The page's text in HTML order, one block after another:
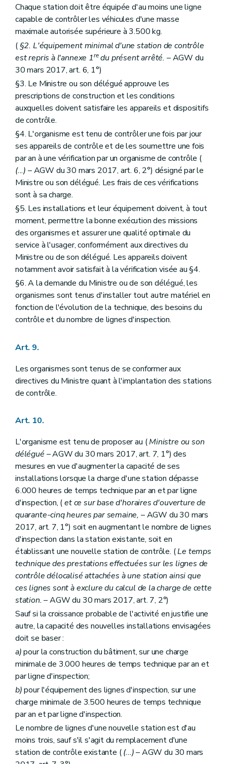
Chaque station doit être équipée d'au moins une ligne
capable de contrôler les véhicules d'une masse
maximale autorisée supérieure à 3.500 kg.
( §2. L'équipement minimal d'une station de contrôle
est repris à l'annexe 1redu présent arrêté. – AGW du
30 mars 2017, art. 6, 1°)
§3. Le Ministre ou son délégué approuve les
prescriptions de construction et les conditions
auxquelles doivent satisfaire les appareils et dispositifs
de contrôle.
§4. L'organisme est tenu de contrôler une fois par jour
ses appareils de contrôle et de les soumettre une fois
par an à une vérification par un organisme de contrôle (
(...) – AGW du 30 mars 2017, art. 6, 2°) désigné par le
Ministre ou son délégué. Les frais de ces vérifications
sont à sa charge.
§5. Les installations et leur équipement doivent, à tout
moment, permettre la bonne exécution des missions
des organismes et assurer une qualité optimale du
service à l'usager, conformément aux directives du
Ministre ou de son délégué. Les appareils doivent
notamment avoir satisfait à la vérification visée au §4.
§6. A la demande du Ministre ou de son délégué, les
organismes sont tenus d'installer tout autre matériel en
fonction de l'évolution de la technique, des besoins du
contrôle et du nombre de lignes d'inspection.
Art. 9.
Les organismes sont tenus de se conformer aux
directives du Ministre quant à l'implantation des stations
de contrôle.
Art. 10.
L'organisme est tenu de proposer au (Ministre ou son
délégué – AGW du 30 mars 2017, art. 7, 1°) des
mesures en vue d'augmenter la capacité de ses
installations lorsque la charge d'une station dépasse
6.000 heures de temps technique par an et par ligne
d'inspection, (et ce sur base d'horaires d'ouverture de
quarante-cinq heures par semaine, – AGW du 30 mars
2017, art. 7, 1°) soit en augmentant le nombre de lignes
d'inspection dans la station existante, soit en
établissant une nouvelle station de contrôle. (Le temps
technique des prestations effectuées sur les lignes de
contrôle délocalisé attachées à une station ainsi que
ces lignes sont à exclure du calcul de la charge de cette
station.– AGW du 30 mars 2017, art. 7, 2°)
Sauf si la croissance probable de l'activité en justifie une
autre, la capacité des nouvelles installations envisagées
doit se baser :
a)pour la construction du bâtiment, sur une charge
minimale de 3.000 heures de temps technique par an et
par ligne d'inspection;
b)pour l'équipement des lignes d'inspection, sur une
charge minimale de 3.500 heures de temps technique
par an et par ligne d'inspection.
Le nombre de lignes d'une nouvelle station est d'au
moins trois, sauf s'il s'agit du remplacement d'une
station de contrôle existante ((...)– AGW du 30 mars